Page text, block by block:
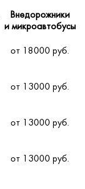
Внедорожники
и микроавтобусы
от 18000 руб.
от 13000 руб.
от 13000 руб.
от 13000 руб.